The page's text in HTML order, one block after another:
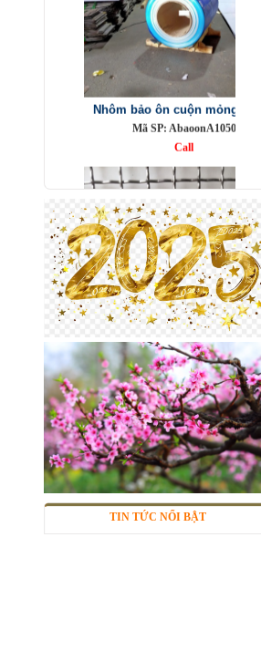
Nhôm bảo ôn cuộn mỏng
Mã SP: AbaoonA1050
Call
Lưới inox 304
Mã SP: LIox304data12
Call
TIN TỨC NỔI BẬT